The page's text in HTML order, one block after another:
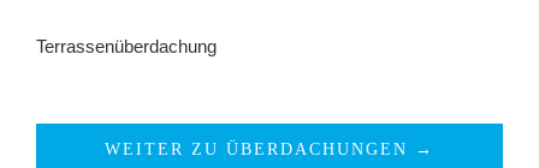
Terrassenüberdachung
WEITER ZU ÜBERDACHUNGEN →